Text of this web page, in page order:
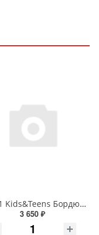
A618-1 Kids&Teens Бордюр виниловый на бумажной основе 1,06*10
3 650 ₽